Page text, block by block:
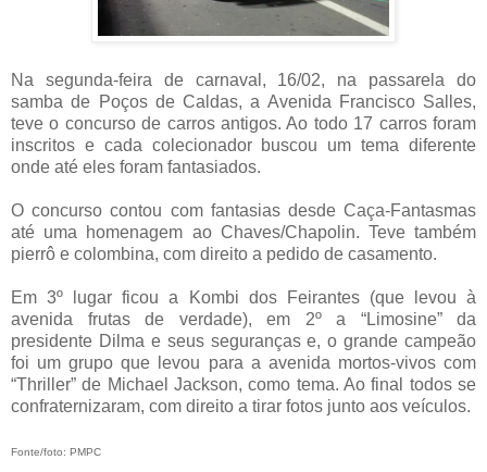
Na segunda-feira de carnaval, 16/02, na passarela do
samba de Poços de Caldas, a Avenida Francisco Salles,
teve o concurso de carros antigos. Ao todo 17 carros foram
inscritos e cada colecionador buscou um tema diferente
onde até eles foram fantasiados.
O concurso contou com fantasias desde Caça-Fantasmas
até uma homenagem ao Chaves/Chapolin. Teve também
pierrô e colombina, com direito a pedido de casamento.
Em 3º lugar ficou a Kombi dos Feirantes (que levou à
avenida frutas de verdade), em 2º a “Limosine” da
presidente Dilma e seus seguranças e, o grande campeão
foi um grupo que levou para a avenida mortos-vivos com
“Thriller” de Michael Jackson, como tema. Ao final todos se
confraternizaram, com direito a tirar fotos junto aos veículos.
Fonte/foto: PMPC